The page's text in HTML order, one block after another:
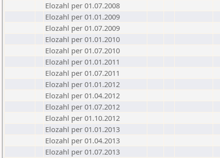
Elozahl per 01.07.2008
Elozahl per 01.01.2009
Elozahl per 01.07.2009
Elozahl per 01.01.2010
Elozahl per 01.07.2010
Elozahl per 01.01.2011
Elozahl per 01.07.2011
Elozahl per 01.01.2012
Elozahl per 01.04.2012
Elozahl per 01.07.2012
Elozahl per 01.10.2012
Elozahl per 01.01.2013
Elozahl per 01.04.2013
Elozahl per 01.07.2013